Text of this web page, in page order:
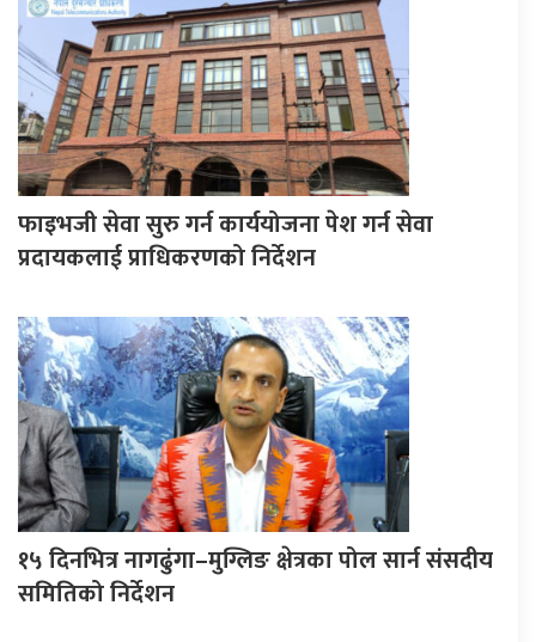
फाइभजी सेवा सुरु गर्न कार्ययोजना पेश गर्न सेवा
प्रदायकलाई प्राधिकरणको निर्देशन
१५ दिनभित्र नागढुंगा–मुग्लिङ क्षेत्रका पोल सार्न संसदीय
समितिको निर्देशन